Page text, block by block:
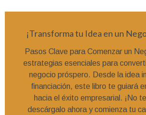
¡Transforma tu Idea en un
Pasos Clave para Comenzar un
estrategias esenciales para
negocio próspero. Desde la idea
financiación, este libro te guiará
hacia el éxito empresarial. ¡No
descárgalo ahora y comienza tu